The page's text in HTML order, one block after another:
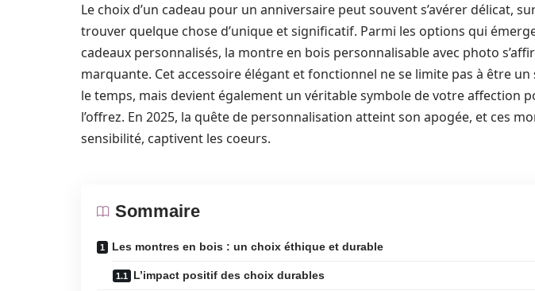
Le choix d’un cadeau pour un anniversaire peut souvent s’avérer délicat,
trouver quelque chose d’unique et significatif. Parmi les options qui
cadeaux personnalisés, la montre en bois personnalisable avec photo
marquante. Cet accessoire élégant et fonctionnel ne se limite pas à être
le temps, mais devient également un véritable symbole de votre affection
l’offrez. En 2025, la quête de personnalisation atteint son apogée, et ces
sensibilité, captivent les coeurs.
Sommaire
Les montres en bois : un choix éthique et durable
L’impact positif des choix durables